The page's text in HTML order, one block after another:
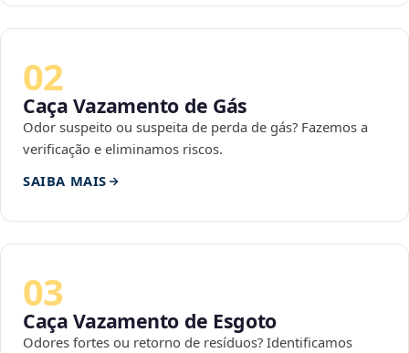
02
Caça Vazamento de Gás
Odor suspeito ou suspeita de perda de gás? Fazemos a
verificação e eliminamos riscos.
SAIBA MAIS
03
Caça Vazamento de Esgoto
Odores fortes ou retorno de resíduos? Identificamos